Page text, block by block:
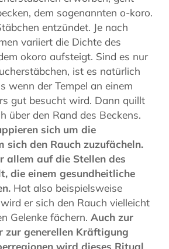
dem sogenannten o-koro.
entzündet. Je nach
variiert die Dichte des
okoro aufsteigt. Sind es nur
ist es natürlich
wenn der Tempel an einem
gut besucht wird. Dann quillt
über den Rand des Beckens.
sich um die
sich den Rauch zuzufächeln.
allem auf die Stellen des
die einem gesundheitliche
Hat also beispielsweise
er sich den Rauch vielleicht
Gelenke fächern. Auch zur
zur generellen Kräftigung
wird dieses Ritual